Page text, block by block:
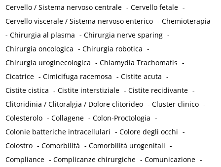
Cervello / Sistema nervoso centrale -Cervello fetale -
Cervello viscerale / Sistema nervoso enterico -Chemioterapia
-Chirurgia al plasma -Chirurgia nerve sparing -
Chirurgia oncologica -Chirurgia robotica -
Chirurgia uroginecologica -Chlamydia Trachomatis -
Cicatrice -Cimicifuga racemosa -Cistite acuta -
Cistite cistica -Cistite interstiziale -Cistite recidivante -
Clitoridinia / Clitoralgia / Dolore clitorideo -Cluster clinico -
Colesterolo -Collagene -Colon-Proctologia -
Colonie batteriche intracellulari -Colore degli occhi -
Colostro -Comorbilità -Comorbilità urogenitali -
Compliance -Complicanze chirurgiche -Comunicazione -